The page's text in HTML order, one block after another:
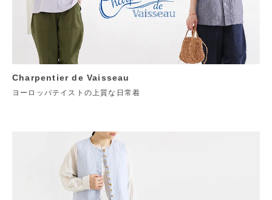
Charpentier de Vaisseau
ヨーロッパテイストの上質な日常着